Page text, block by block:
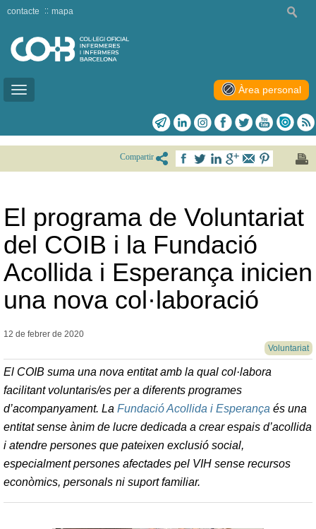
Toggle
contacte mapa
Àrea personal
Compartir
El programa de Voluntariat
del COIB i la Fundació
Acollida i Esperança inicien
una nova col·laboració
12 de febrer de 2020
Voluntariat
El COIB suma una nova entitat amb la qual col·labora
facilitant voluntaris/es per a diferents programes
d’acompanyament. La Fundació Acollida i Esperança és una
entitat sense ànim de lucre dedicada a crear espais d’acollida
i atendre persones que pateixen exclusió social,
especialment persones afectades pel VIH sense recursos
econòmics, personals ni suport familiar.